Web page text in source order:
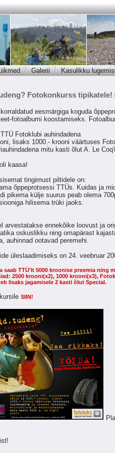
Galerii Kasulikku
Fotokonkurss tipikatele!
eesmärgiga koguda
fotoalbumi koostamiseks.
Fotoklubi auhindadena
lisaks 1000.- krooni väärtuses
mitu kasti õlut A. Le
kaasa!
tingimust piltidele on:
õppeprotsessi TTÜs. Kuidas ja
pikema külje suurus peab olema
hilisema trüki jaoks.
arvestatakse ennekõike loovust ja
oskuslikku ning omapärast
auhinnad ootavad peremehi.
üleslaadimiseks on 24. veebruar
saab TTÜ'lt 5000 kroonise preemia ning
2500 krooni(x2), 1000 krooni(x3),
lisaks jagamisele 2 kasti õlut Special.
SIIN!